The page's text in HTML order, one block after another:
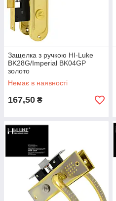
Защелка з ручкою HI-Luke
BK28G/Imperial BK04GP
золото
Немає в наявності
167,50 ₴